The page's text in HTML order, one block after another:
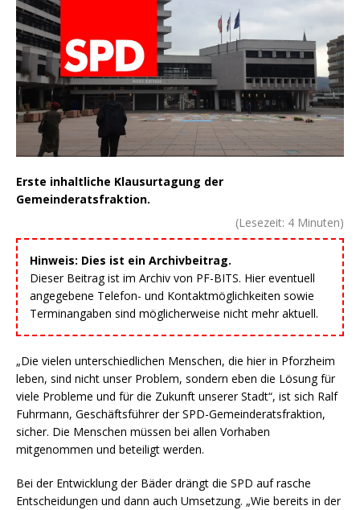
Erste inhaltliche Klausurtagung der
Gemeinderatsfraktion.
(Lesezeit: 4 Minuten)
Hinweis: Dies ist ein Archivbeitrag.
Dieser Beitrag ist im Archiv von PF-BITS. Hier eventuell
angegebene Telefon- und Kontaktmöglichkeiten sowie
Terminangaben sind möglicherweise nicht mehr aktuell.
„Die vielen unterschiedlichen Menschen, die hier in Pforzheim
leben, sind nicht unser Problem, sondern eben die Lösung für
viele Probleme und für die Zukunft unserer Stadt“, ist sich Ralf
Fuhrmann, Geschäftsführer der SPD-Gemeinderatsfraktion,
sicher. Die Menschen müssen bei allen Vorhaben
mitgenommen und beteiligt werden.
Bei der Entwicklung der Bäder drängt die SPD auf rasche
Entscheidungen und dann auch Umsetzung. „Wie bereits in der